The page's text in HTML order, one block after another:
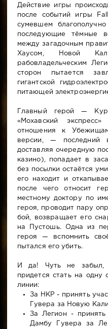
Действие игры
после событий игры
сумевшем
последующие тёмные
между загадочным
Хаусом, Новой
рабовладельческим
сторон пытается
гигантской
питающей
Главный герой —
«Мохавский
отношения к
версии, — последний
доставляя очередную
казино), попадает в
без посылки остаётся
его находит и
после чего относит
местному доктору по
героя, проводит пару
бой, возвращает его
на Пустошь. Одна из
героя — вспомнить
пытался его убить.
И да! Чуть не забыл,
придется стать на одну
линии:
За НКР - принять
Гувера за Новую
За Легион -
Дамбу Гувера за